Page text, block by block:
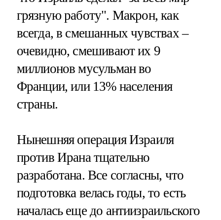
грязную работу". Макрон, как
всегда, в смешанных чувствах –
очевидно, смешивают их 9
миллионов мусульман во
Франции, или 13% населения
страны.
Нынешняя операция Израиля
против Ирана тщательно
разработана. Все согласны, что
подготовка велась годы, то есть
началась еще до антиизраильского